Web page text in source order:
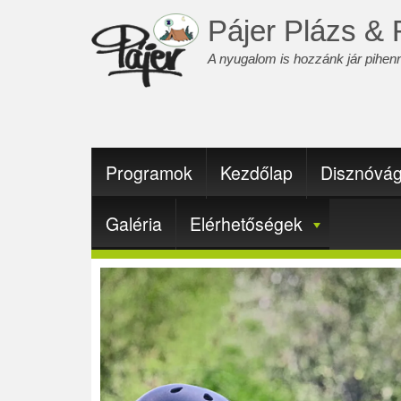
Pájer Plázs &
A nyugalom is hozzánk jár
Fő
navigáció
Programok Kezdőlap
Galéria Elérhetőségek